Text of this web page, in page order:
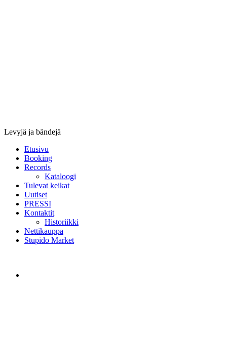
Levyjä ja bändejä
Etusivu
Booking
Records
Kataloogi
Tulevat keikat
Uutiset
PRESSI
Kontaktit
Historiikki
Nettikauppa
Stupido Market